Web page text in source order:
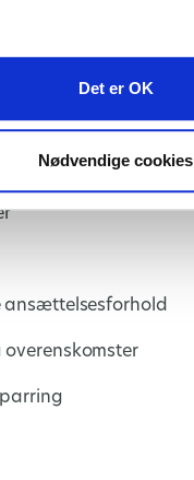
Det er OK
Nødvendige cookies
fridage
og fravær
overenskomster